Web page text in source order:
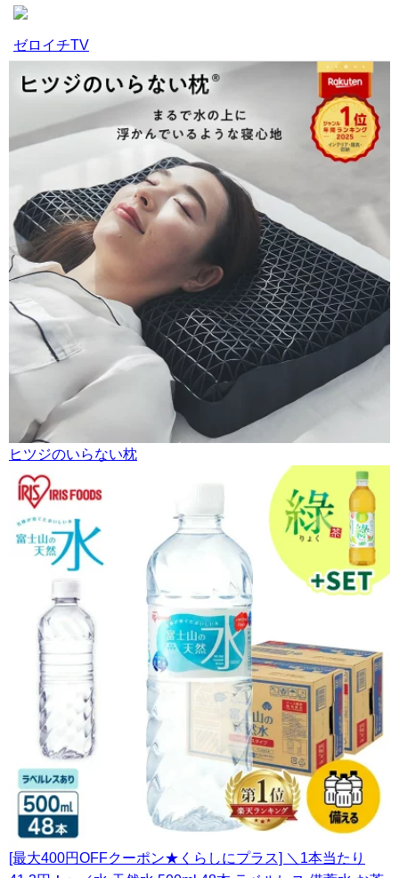
ゼロイチTV
ヒツジのいらない枕
[最大400円OFFクーポン★くらしにプラス] ＼1本当たり